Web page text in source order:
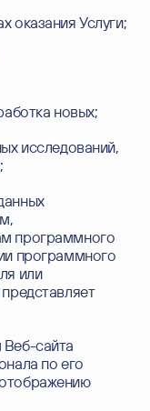
оказания Услуги;
новых;
исследований,
программного
программного
или
Веб-сайта
по его